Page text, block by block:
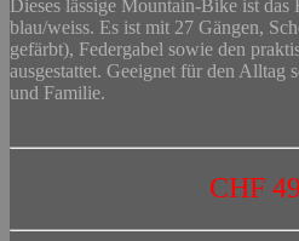
Dieses lässige Mountain-Bike ist
blau/weiss. Es ist mit 27 Gängen,
gefärbt), Federgabel sowie den
ausgestattet. Geeignet für den Alltag
und Familie.
CHF